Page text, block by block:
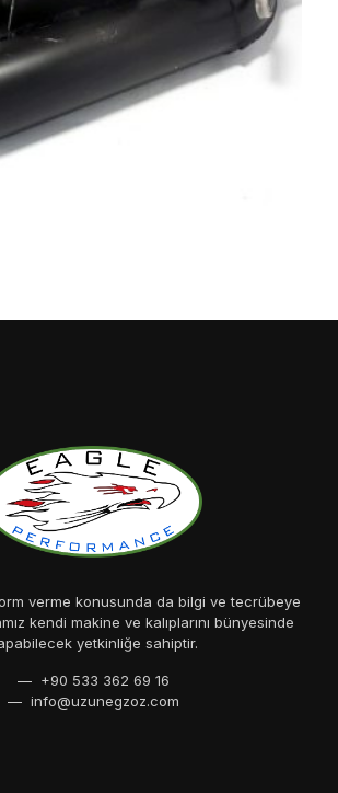
verme konusunda da bilgi ve tecrübeye
kendi makine ve kalıplarını bünyesinde
yetkinliğe sahiptir.
— +90 533 362 69 16
— info@uzunegzoz.com